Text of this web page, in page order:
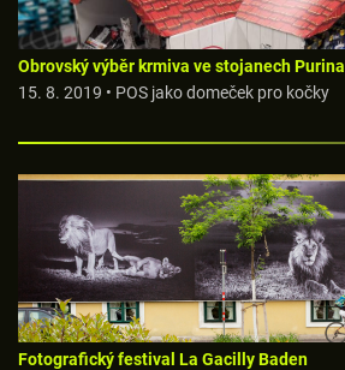
Obrovský výběr krmiva ve stojanech Purina
15. 8. 2019 • POS jako domeček pro kočky
Fotografický festival La Gacilly Baden